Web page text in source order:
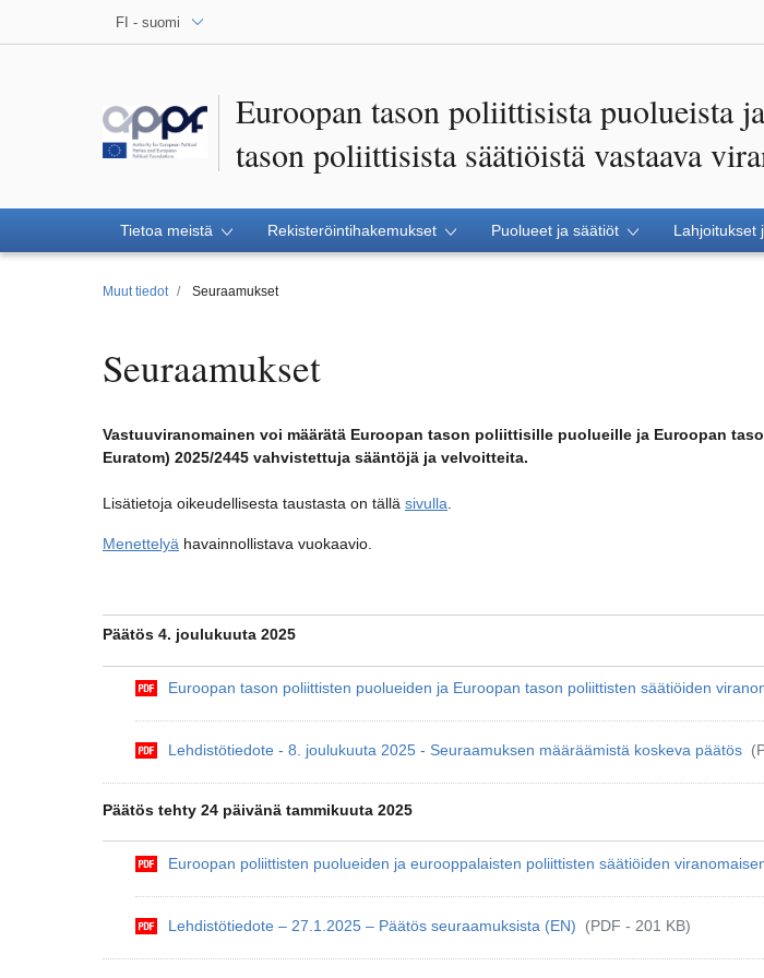
FI - suomi
Euroopan tason poliittisista puolueista
tason poliittisista säätiöistä vastaava
Tietoa meistä Rekisteröintihakemukset Puolueet ja säätiöt Lahjoitukset
Muut tiedot Seuraamukset
Seuraamukset
Vastuuviranomainen voi määrätä Euroopan tason poliittisille puolueille ja Euroopan
Euratom) 2025/2445 vahvistettuja sääntöjä ja velvoitteita.
Lisätietoja oikeudellisesta taustasta on tällä sivulla
Menettelyä havainnollistava vuokaavio.
Päätös 4. joulukuuta 2025
Euroopan tason poliittisten puolueiden ja Euroopan tason poliittisten säätiöiden
Lehdistötiedote - 8. joulukuuta 2025 - Seuraamuksen määräämistä koskeva päätös
Päätös tehty 24 päivänä tammikuuta 2025
Euroopan poliittisten puolueiden ja eurooppalaisten poliittisten säätiöiden
Lehdistötiedote – 27.1.2025 – Päätös seuraamuksista (EN) (PDF - 201 KB)